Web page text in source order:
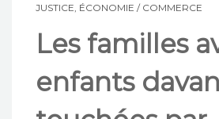
JUSTICE ÉCONOMIE / COMMERCE
Les familles
enfants